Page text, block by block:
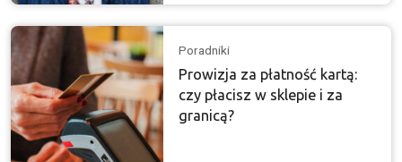
Poradniki
Prowizja za płatność kartą:
czy płacisz w sklepie i za
granicą?